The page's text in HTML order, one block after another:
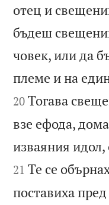
отец и
бъдеш
човек, или да
племе и на
20 Тогава
взе ефода,
изваяния идол,
21 Те се
поставиха